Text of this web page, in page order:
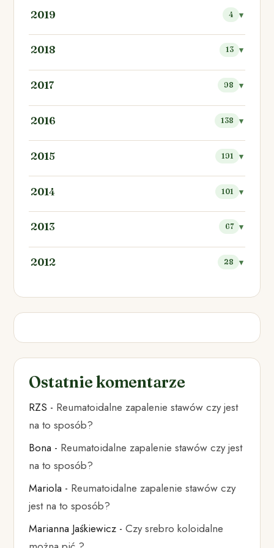
2019 4
2018 13
2017 98
2016 138
2015 191
2014 101
2013 67
2012 28
Ostatnie komentarze
RZS - Reumatoidalne zapalenie stawów czy jest
na to sposób?
Bona - Reumatoidalne zapalenie stawów czy jest
na to sposób?
Mariola - Reumatoidalne zapalenie stawów czy
jest na to sposób?
Marianna Jaśkiewicz -Czy srebro koloidalne